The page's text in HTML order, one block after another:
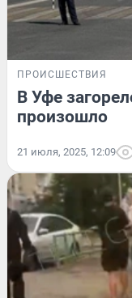
ПРОИСШЕСТВИЯ
В Уфе
произошло
21 июля, 2025, 12:09